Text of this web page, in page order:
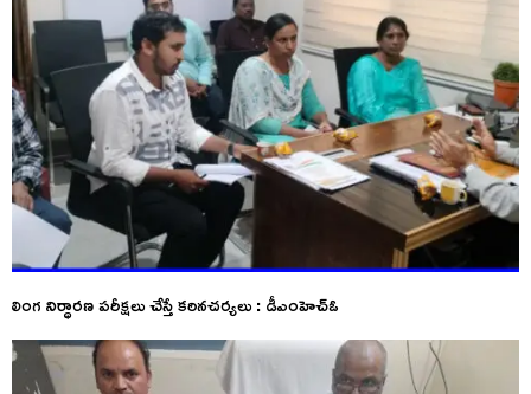
లింగ నిర్ధారణ పరీక్షలు చేస్తే కఠినచర్యలు : డీఎంహెచ్ఓ